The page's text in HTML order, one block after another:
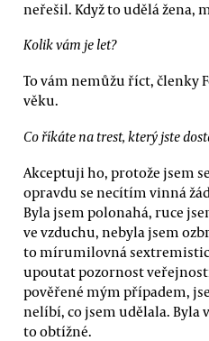
neřešil. Když to udělá žena,
Kolik vám je let?
To vám nemůžu říct, členky
věku.
Co říkáte na trest, který jste
Akceptuji ho, protože jsem
opravdu se necítím vinná
Byla jsem polonahá, ruce
ve vzduchu, nebyla jsem
to mírumilovná
upoutat pozornost
pověřené mým případem,
nelíbí, co jsem udělala. Byla
to obtížné.